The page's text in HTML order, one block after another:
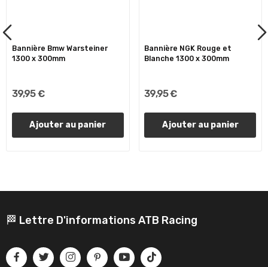
Bannière Bmw Warsteiner
1300 x 300mm
39,95 €
Ajouter au panier
Bannière NGK Rouge et
Blanche 1300 x 300mm
39,95 €
Ajouter au panier
🏁 Lettre D'informations ATB Racing